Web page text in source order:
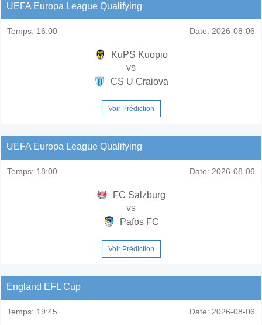
UEFA Europa League Qualifying
Temps: 16:00 Date: 2026-08-06
KuPS Kuopio
vs
CS U Craiova
Voir Prédiction
UEFA Europa League Qualifying
Temps: 18:00 Date: 2026-08-06
FC Salzburg
vs
Pafos FC
Voir Prédiction
England EFL Cup
Temps: 19:45 Date: 2026-08-06